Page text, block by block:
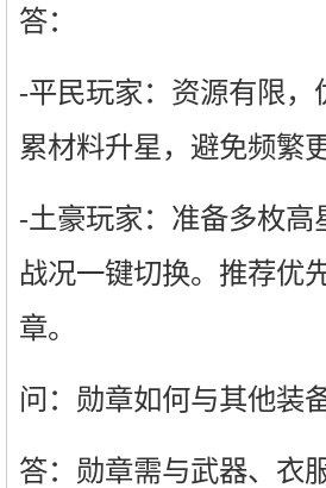
答：
-平民玩家：资源有限
累材料升星，避免频繁
-土豪玩家：准备多枚
战况一键切换。推荐优
章。
问：勋章如何与其他装
答：勋章需与武器、衣